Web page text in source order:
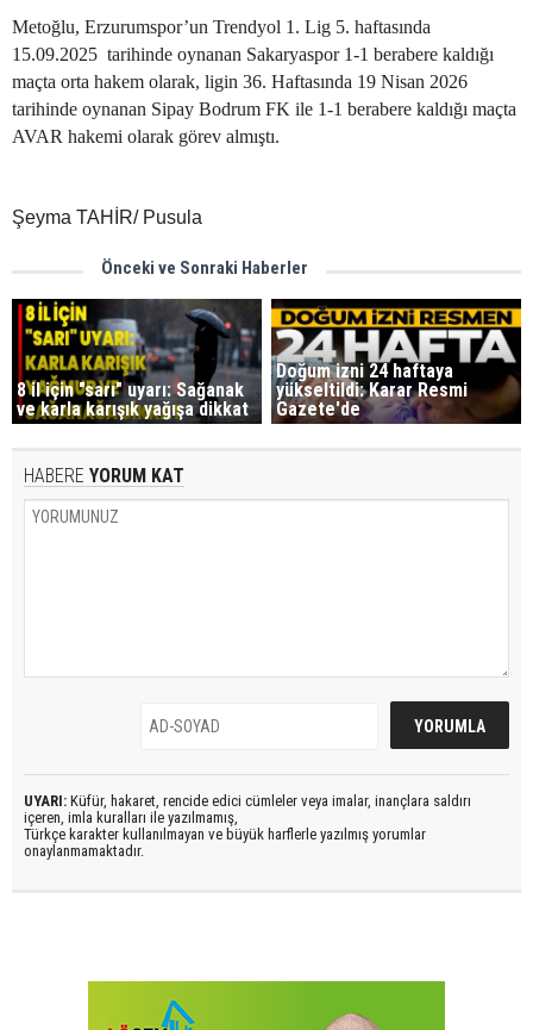
Metoğlu, Erzurumspor’un Trendyol 1. Lig 5. haftasında
15.09.2025 tarihinde oynanan Sakaryaspor 1-1 berabere kaldığı
maçta orta hakem olarak, ligin 36. Haftasında 19 Nisan 2026
tarihinde oynanan Sipay Bodrum FK ile 1-1 berabere kaldığı maçta
AVAR hakemi olarak görev almıştı.
Şeyma TAHİR/ Pusula
Önceki ve Sonraki Haberler
8 il için "sarı" uyarı: Sağanak
ve karla karışık yağışa dikkat
Doğum izni 24 haftaya
yükseltildi: Karar Resmi
Gazete'de
HABERE YORUM KAT
UYARI: Küfür, hakaret, rencide edici cümleler veya imalar, inançlara saldırı
içeren, imla kuralları ile yazılmamış,
Türkçe karakter kullanılmayan ve büyük harflerle yazılmış yorumlar
onaylanmamaktadır.